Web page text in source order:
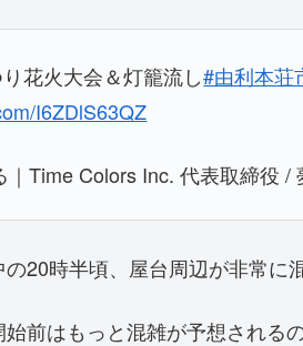
花火大会＆灯籠流し#由利本荘
I6ZDlS63QZ
Time Colors Inc. 代表取締役 /
20時半頃、屋台周辺が非常に
前はもっと混雑が予想される